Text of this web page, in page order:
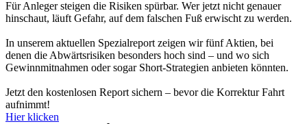
Für Anleger steigen die Risiken spürbar. Wer jetzt nicht genauer
hinschaut, läuft Gefahr, auf dem falschen Fuß erwischt zu werden.
In unserem aktuellen Spezialreport zeigen wir fünf Aktien, bei
denen die Abwärtsrisiken besonders hoch sind – und wo sich
Gewinnmitnahmen oder sogar Short-Strategien anbieten könnten.
Jetzt den kostenlosen Report sichern – bevor die Korrektur Fahrt
aufnimmt!
Hier klicken